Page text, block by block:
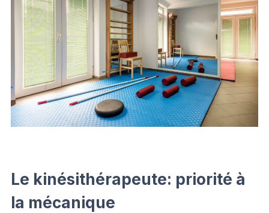
Le kinésithérapeute: priorité à
la mécanique